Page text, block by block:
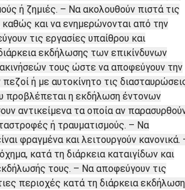
ή ζημιές. – Να ακολουθούν πιστά τις
και να ενημερώνονται από την
τις εργασίες υπαίθρου και
εκδήλωσης των επικίνδυνων
τους ώστε να αποφεύγουν την
ή με αυτοκίνητο τις
προβλέπεται η εκδήλωση έντονων
αντικείμενα τα οποία αν
ή τραυματισμούς. – Να
φραγμένα και λειτουργούν κανονικά.
κατά τη διάρκεια καταιγίδων και
τους. – Να αποφεύγουν τις
περιοχές κατά τη διάρκεια